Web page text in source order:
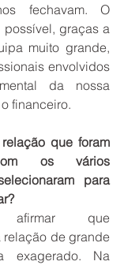
fechavam. O
possível, graças a
muito grande,
envolvidos
da nossa
financeiro.
que foram
os vários
para
afirmar que
relação de grande
exagerado. Na